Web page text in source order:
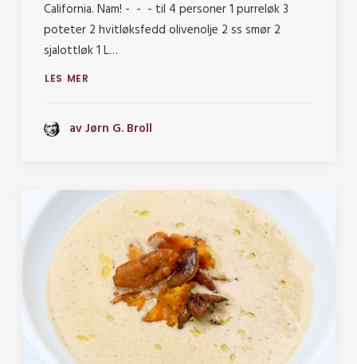
California. Nam! - - - til 4 personer 1 purreløk 3
poteter 2 hvitløksfedd olivenolje 2 ss smør 2
sjalottløk 1 L…
LES MER
av Jørn G. Broll